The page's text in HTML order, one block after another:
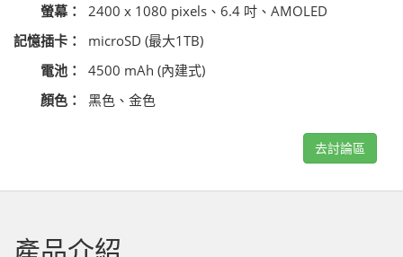
螢幕：
2400 x 1080 pixels、6.4 吋、AMOLED
記憶插卡：
microSD (最大1TB)
電池：
4500 mAh (內建式)
顏色：
黑色、金色
去討論區